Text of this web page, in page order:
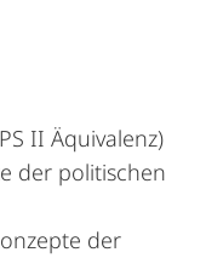
II Äquivalenz)
der politischen
der